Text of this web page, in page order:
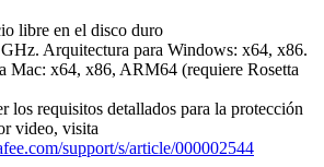
libre en el disco duro
GHz. Arquitectura para Windows: x64, x86.
Mac: x64, x86, ARM64 (requiere Rosetta
los requisitos detallados para la protección
video, visita
support/s/article/000002544